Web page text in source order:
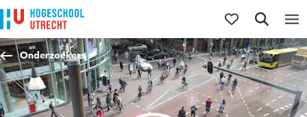
Direct naar de inhoud
Direct naar de hoofdnavigatie
Direct naar de zoekfunctie
Onderzoekers